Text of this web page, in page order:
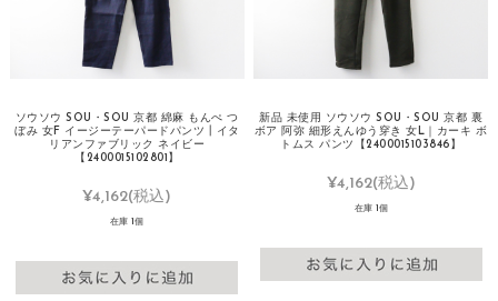
ソウソウ SOU・SOU 京都 綿麻 もんぺ つ
ぼみ 女F イージーテーパードパンツ┃イタ
リアンファブリック ネイビー
【2400015102801】
¥4,162(税込)
在庫 1個
新品 未使用 ソウソウ SOU・SOU 京都 裏
ボア 阿弥 細形えんゆう穿き 女L｜カーキ ボ
トムス パンツ【2400015103846】
¥4,162(税込)
在庫 1個